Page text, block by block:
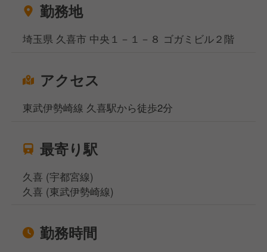
勤務地
埼玉県 久喜市 中央１－１－８ ゴガミビル２階
アクセス
東武伊勢崎線 久喜駅から徒歩2分
最寄り駅
久喜 (宇都宮線)
久喜 (東武伊勢崎線)
勤務時間